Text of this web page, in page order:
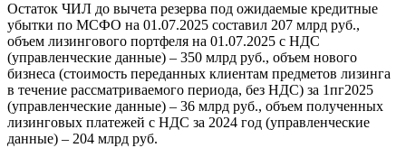
Остаток ЧИЛ до вычета резерва под ожидаемые кредитные
убытки по МСФО на 01.07.2025 составил 207 млрд руб.,
объем лизингового портфеля на 01.07.2025 с НДС
(управленческие данные) – 350 млрд руб., объем нового
бизнеса (стоимость переданных клиентам предметов лизинга
в течение рассматриваемого периода, без НДС) за 1пг2025
(управленческие данные) – 36 млрд руб., объем полученных
лизинговых платежей с НДС за 2024 год (управленческие
данные) – 204 млрд руб.